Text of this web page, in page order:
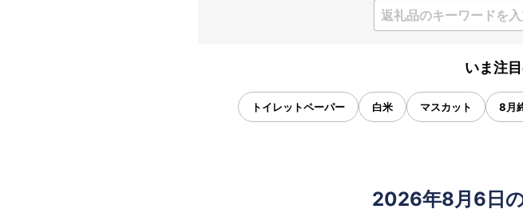
いま注
トイレットペーパー 白米 マスカット 8月
2026年8月6日